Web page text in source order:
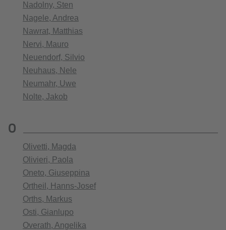
Nadolny, Sten
Nagele, Andrea
Nawrat, Matthias
Nervi, Mauro
Neuendorf, Silvio
Neuhaus, Nele
Neumahr, Uwe
Nolte, Jakob
O
Olivetti, Magda
Olivieri, Paola
Oneto, Giuseppina
Ortheil, Hanns-Josef
Orths, Markus
Osti, Gianlupo
Overath, Angelika